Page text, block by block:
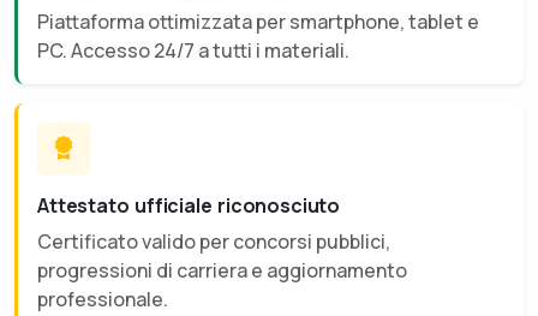
Piattaforma ottimizzata per smartphone, tablet e
PC. Accesso 24/7 a tutti i materiali.
Attestato ufficiale riconosciuto
Certificato valido per concorsi pubblici,
progressioni di carriera e aggiornamento
professionale.